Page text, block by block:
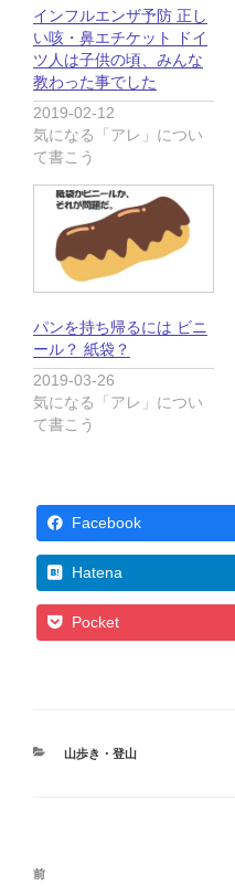
し
い
ウ
ィ
ン
ド
ウ
で
開
き
ま
す
)
ク
し
て
く
だ
さ
い
し
ィ
ン
ド
で
開
き
す
インフルエンザ予防 正し
い咳・鼻エチケット ドイ
ツ人は子供の頃、みんな
教わった事でした
2019-02-12
気になる「アレ」につい
て書こう
パンを持ち帰るには ビニ
ール？ 紙袋？
2019-03-26
気になる「アレ」につい
て書こう
Facebook
Hatena
Pocket
カ
山歩き・登山
投
前
前